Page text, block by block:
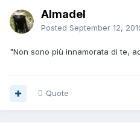
Almadel
Posted September 12,
"Non sono più innamorata di te,
Quote